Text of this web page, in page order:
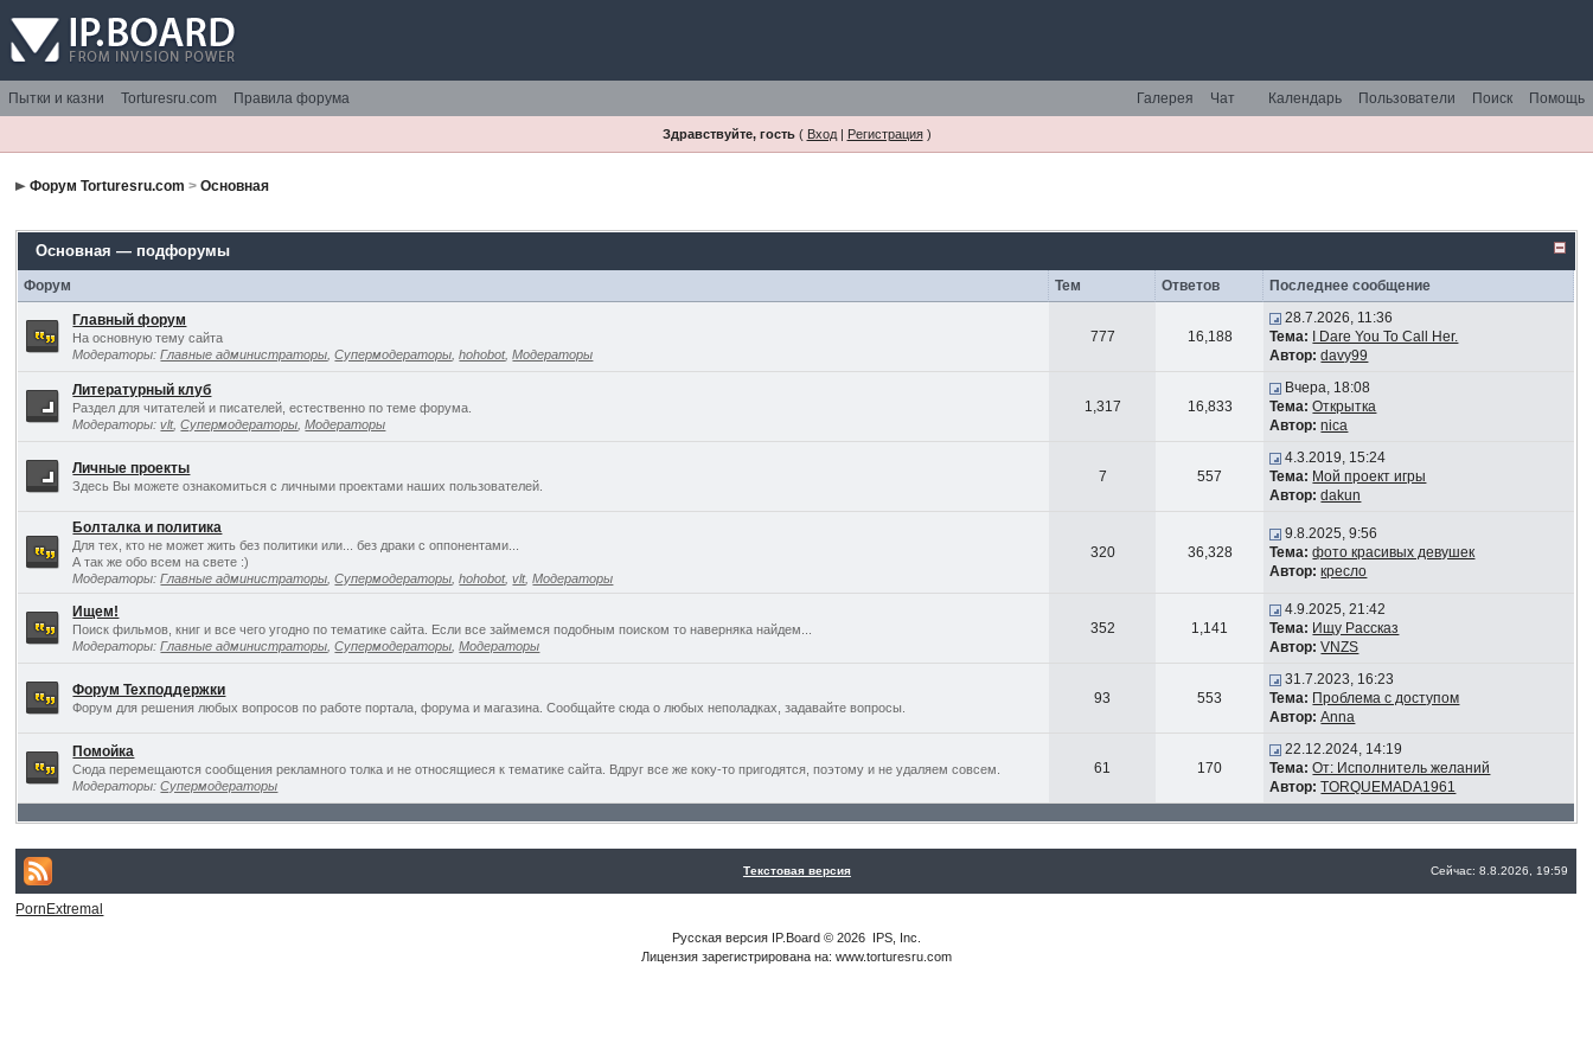
Пытки и казни Torturesru.com Правила форума Помощь
Поиск
Пользователи
Календарь
Чат
Галерея
Здравствуйте, гость( Вход| Регистрация)
Форум Torturesru.com >Основная
Основная — подфорумы
Форум Тем Ответов Последнее сообщение
Главный форум
На основную тему сайта
Модераторы:Главные администраторы ,Супермодераторы ,hohobot,Модераторы
777 16,188
28.7.2026, 11:36
Тема:
I Dare You To Call Her.
Автор: davy99
Литературный клуб
Раздел для читателей и писателей, естественно по теме форума.
Модераторы:vlt,Супермодераторы ,Модераторы
1,317 16,833
Вчера, 18:08
Тема: Открытка
Автор: nica
Личные проекты
Здесь Вы можете ознакомиться с личными проектами наших пользователей.
7 557
4.3.2019, 15:24
Тема: Мой проект игры
Автор: dakun
Болталка и политика
Для тех, кто не может жить без политики или... без драки с оппонентами...
А так же обо всем на свете :)
Модераторы:Главные администраторы ,Супермодераторы ,hohobot,vlt,Модераторы
320 36,328
9.8.2025, 9:56
Тема: фото красивых девушек
Автор: кресло
Ищем!
Поиск фильмов, книг и все чего угодно по тематике сайта. Если все займемся подобным поиском то наверняка найдем...
Модераторы:Главные администраторы ,Супермодераторы ,Модераторы
352 1,141
4.9.2025, 21:42
Тема: Ищу Рассказ
Автор: VNZS
Форум Техподдержки
Форум для решения любых вопросов по работе портала, форума и магазина. Сообщайте сюда о любых неполадках, задавайте вопросы.
93 553
31.7.2023, 16:23
Тема: Проблема с доступом
Автор: Anna
Помойка
Сюда перемещаются сообщения рекламного толка и не относящиеся к тематике сайта. Вдруг все же коку-то пригодятся, поэтому и не удаляем совсем.
Модераторы:Супермодераторы
61 170
22.12.2024, 14:19
Тема: От: Исполнитель желаний
Автор: TORQUEMADA1961
Текстовая версия Сейчас: 8.8.2026, 19:59
PornExtremal
Русская версия IP.Board© 2026 IPS, Inc
Лицензия зарегистрирована на: www.torturesru.com